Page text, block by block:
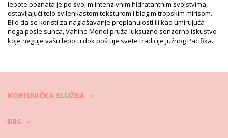
Tiare - 60Ml
lepote poznata je po svojim intenzivnim hidratantnim svojstvima,
ostavljajući telo svilenkastom teksturom i blagim tropskim mirisom.
Bilo da se koristi za naglašavanje preplanulosti ili kao umirujuća
nega posle sunca, Vahine Monoi pruža luksuzno senzorno iskustvo
koje neguje vašu lepotu dok poštuje svete tradicije Južnog Pacifika.
KORISNIČKA SLUŽBA
BBS